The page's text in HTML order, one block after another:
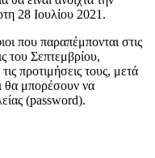
28 Ιουλίου 2021.
που παραπέμπονται στις
του Σεπτεμβρίου,
προτιμήσεις τους, μετά
θα μπορέσουν να
(password).